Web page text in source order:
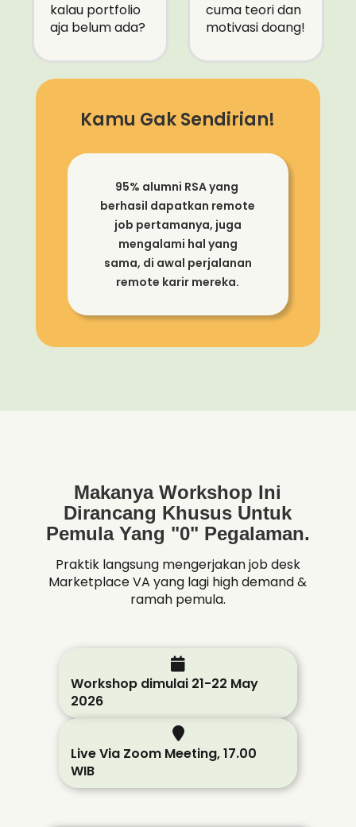
kalau portfolio
aja belum ada?
cuma teori dan
motivasi doang!
Kamu Gak Sendirian!
95% alumni RSA yang
berhasil dapatkan remote
job pertamanya, juga
mengalami hal yang
sama, di awal perjalanan
remote karir mereka.
Makanya Workshop Ini
Dirancang Khusus Untuk
Pemula Yang "0" Pegalaman.
Praktik langsung mengerjakan job desk
Marketplace VA yang lagi high demand &
ramah pemula.
Workshop dimulai 21-22 May
2026
Live Via Zoom Meeting, 17.00
WIB